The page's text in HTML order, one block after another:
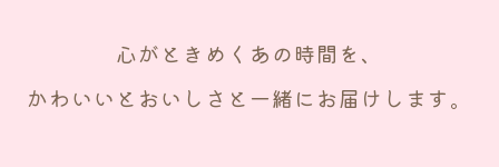
心がときめくあの時間を、
かわいいとおいしさと一緒にお届けします。